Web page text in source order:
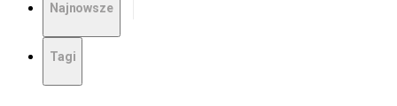
Najnowsze
Tagi